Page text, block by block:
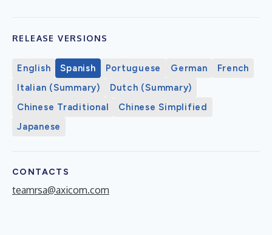
RELEASE VERSIONS
English Spanish Portuguese German
French
Italian (Summary)
Dutch (Summary)
Chinese Traditional
Chinese Simplified
Japanese
CONTACTS
teamrsa@axicom.com